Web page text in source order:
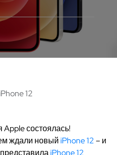
12
состоялась!
ждали новыйiPhone 12– и
iPhone 12